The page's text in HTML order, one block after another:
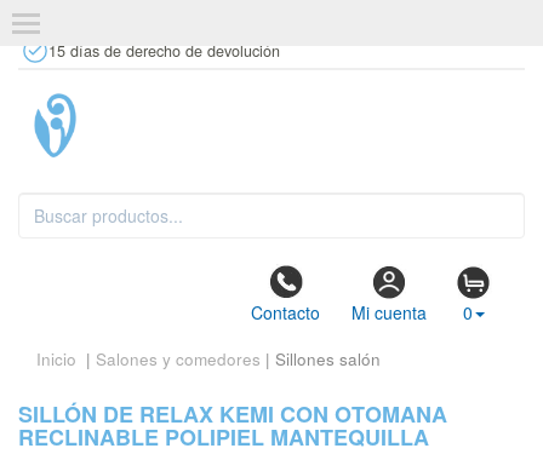
15 días de derecho de devolución
Contacto Mi cuenta 0
Inicio | Salones y comedores | Sillones salón
SILLÓN DE RELAX KEMI CON OTOMANA
RECLINABLE POLIPIEL MANTEQUILLA